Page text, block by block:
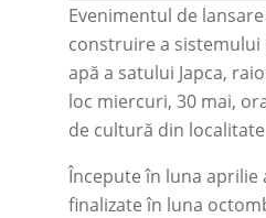
Evenimentul de
construire a sistemului
apă a satului Japca,
loc miercuri, 30 mai,
de cultură din
Începute în luna aprilie
finalizate în luna